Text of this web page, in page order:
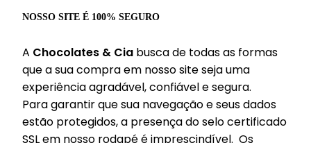
NOSSO SITE É 100% SEGURO
A Chocolates & Cia busca de todas as formas
que a sua compra em nosso site seja uma
experiência agradável, confiável e segura.
Para garantir que sua navegação e seus dados
estão protegidos, a presença do selo certificado
SSL em nosso rodapé é imprescindível. Os